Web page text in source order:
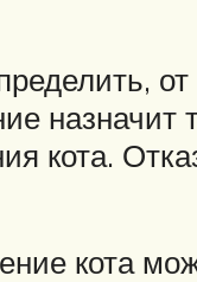
от
назначит
кота.
кота